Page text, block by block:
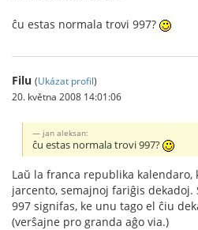
ĉu estas normala trovi 997?
Filu (Ukázat profil)
20. května 2008 14:01:06
jan aleksan:
ĉu estas normala trovi 997?
Laŭ la franca republika kalendaro,
jarcento, semajnoj fariĝis
997 signifas, ke unu tago el ĉiu
(verŝajne pro granda aĝo via.)